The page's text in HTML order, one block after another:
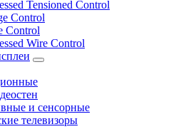
Tensioned Control
Control
Control
Wire Control
и сенсорные
телевизоры